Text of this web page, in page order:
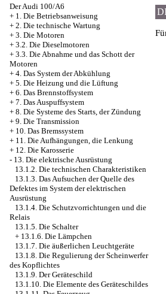
Der Audi 100/A6
+ 1. Die Betriebsanweisung
+ 2. Die technische Wartung
+ 3. Die Motoren
+ 3.2. Die Dieselmotoren
+ 3.3. Die Abnahme und das Schott der
Motoren
+ 4. Das System der Abkühlung
+ 5. Die Heizung und die Lüftung
+ 6. Das Brennstoffsystem
+ 7. Das Auspuffsystem
+ 8. Die Systeme des Starts, der Zündung
+ 9. Die Transmission
+ 10. Das Bremssystem
+ 11. Die Aufhängungen, die Lenkung
+ 12. Die Karosserie
- 13. Die elektrische Ausrüstung
13.1.2. Die technischen Charakteristiken
13.1.3. Das Aufsuchen der Quelle des
Defektes im System der elektrischen
Ausrüstung
13.1.4. Die Schutzvorrichtungen und die
Relais
13.1.5. Die Schalter
+ 13.1.6. Die Lämpchen
13.1.7. Die äußerlichen Leuchtgeräte
13.1.8. Die Regulierung der Scheinwerfer
des Kopflichtes
13.1.9. Der Geräteschild
13.1.10. Die Elemente des Geräteschildes